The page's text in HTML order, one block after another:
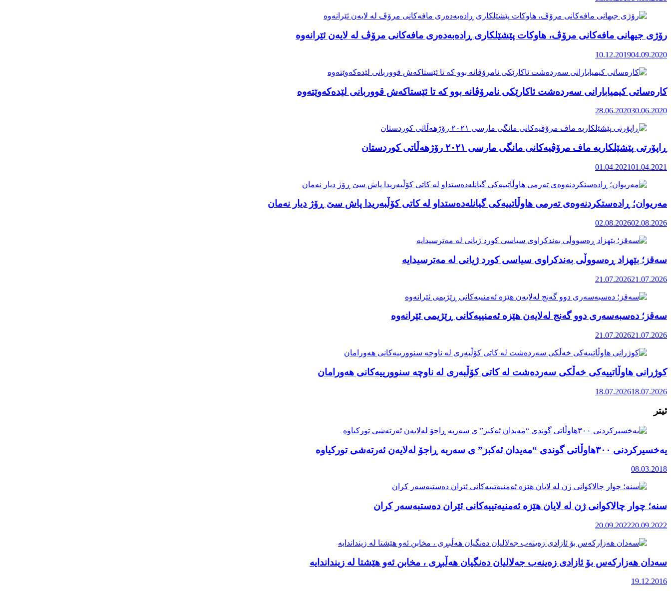
رۆژی جیهانی مافەکانی مرۆڤ، هاوکات پێشێلکاری ڕادەبەدەری مافەکانی مرۆڤ لە لایەن ئێرانەوە
10.12.201904.09.2020
کارەساتی کیمیابارانی سەردەشت ئاکارێکی نامرۆڤانە بوو کە تا ئێستاکەش قووربانی لێدەکەوێتەوە
28.06.202030.06.2020
ڕاپۆرتی پێشێلکاریە ماف مرۆڤیەکانی مانگی مارسی ٢٠٢١ رۆژهەڵاتی کوردستان
01.04.202101.04.2021
مەریوان؛ ڕادەستکردنەوەی تەرمی هاوڵاتییەکی گیانلەدەستداو لە کاتی کۆڵبەریدا پاش سێ ڕۆژ دیار نەمان
02.08.202602.08.2026
سەقز؛ بێهزاد ڕەسووڵی بەندکراوی سیاسی کورد ژیانی لە مەترسیدایە
21.07.202621.07.2026
سەقز؛ دەسبەسەری دوو گەنج لەلایەن هێزە ئەمنییەکانی ڕێژیمی ئێرانەوە
21.07.202621.07.2026
کوژرانی هاوڵاتییەکی خەڵکی سەردەشت لە کاتی کۆڵبەری لە ناوچە سنوورییەکانی هەورامان
18.07.202618.07.2026
ئیتر
یەخسیرکردنی ۳۰۰هاوڵاتی گوندی “مەیدان ئەکبز” ی سەربە ڕاجۆ لەلایەن ئەرتەشی تورکیاوە
08.03.2018
سنە؛ چوار چالاکوانی ژن لە لایان هێزە ئەمنیەتییەکانی ئێران دەستبەسەر کران
20.09.202220.09.2022
سەدان هەزارکەس بۆ ئازادی زەینەب جەلالیان دەنگیان هەڵبڕی ، مخابن ئەو هێشتا لە زینداندایە
19.12.2016